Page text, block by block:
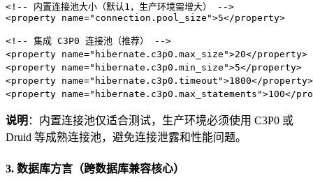
<!-- 内置连接池大小（默认1，生产环境需增大） -->
<property name="connection.pool_size">5</property>
<!-- 集成 C3P0 连接池（推荐） -->
<property name="hibernate.c3p0.max_size">20</property>
<property name="hibernate.c3p0.min_size">5</property>
<property name="hibernate.c3p0.timeout">1800</property>
<property name="hibernate.c3p0.max_statements">100</
说明 ：内置连接池仅适合测试，生产环境必须使用 C3P0 或
Druid 等成熟连接池，避免连接泄露和性能问题。
3. 数据库方言（跨数据库兼容核心）